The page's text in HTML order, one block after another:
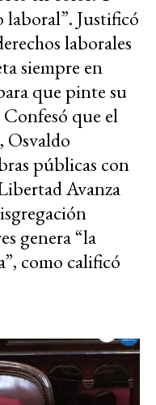
laboral”. Justificó
laborales
siempre en
que pinte su
que el
Osvaldo
públicas con
Avanza
genera “la
como calificó